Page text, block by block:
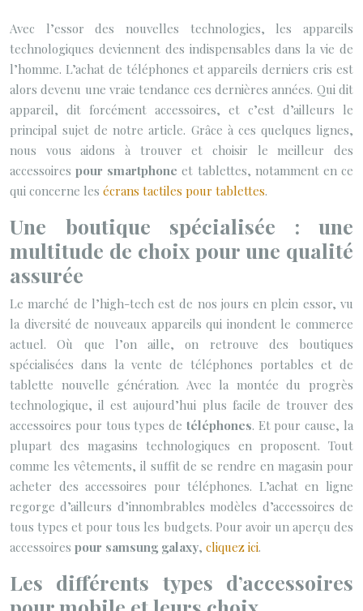
Avec l’essor des nouvelles technologies, les appareils
technologiques deviennent des indispensables dans la vie de
l’homme. L’achat de téléphones et appareils derniers cris est
alors devenu une vraie tendance ces dernières années. Qui dit
appareil, dit forcément accessoires, et c’est d’ailleurs le
principal sujet de notre article. Grâce à ces quelques lignes,
nous vous aidons à trouver et choisir le meilleur des
accessoirespour smartphone et tablettes, notamment en ce
qui concerne les écrans tactiles pour tablettes.
Une boutique spécialisée : une
multitude de choix pour une qualité
assurée
Le marché de l’high-tech est de nos jours en plein essor, vu
la diversité de nouveaux appareils qui inondent le commerce
actuel. Où que l’on aille, on retrouve des boutiques
spécialisées dans la vente de téléphones portables et de
tablette nouvelle génération. Avec la montée du progrès
technologique, il est aujourd’hui plus facile de trouver des
accessoires pour tous types de téléphones. Et pour cause, la
plupart des magasins technologiques en proposent. Tout
comme les vêtements, il suffit de se rendre en magasin pour
acheter des accessoires pour téléphones. L’achat en ligne
regorge d’ailleurs d’innombrables modèles d’accessoires de
tous types et pour tous les budgets. Pour avoir un aperçu des
accessoires pour samsung galaxy, cliquez ici.
Les différents types d’accessoires